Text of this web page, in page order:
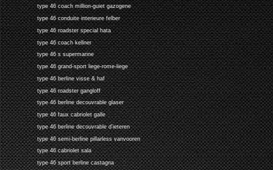
type 46 coach million-guiet gazogene
type 46 conduite interieure felber
type 46 roadster special hata
type 46 coach kellner
type 46 s supermarine
type 46 grand-sport liege-rome-liege
type 46 berline visse & haf
type 46 roadster gangloff
type 46 berline decouvrable glaser
type 46 faux cabriolet galle
type 46 berline decouvrable d'ieteren
type 46 semi-berline pillarless vanvooren
type 46 cabriolet sala
type 46 sport berline castagna